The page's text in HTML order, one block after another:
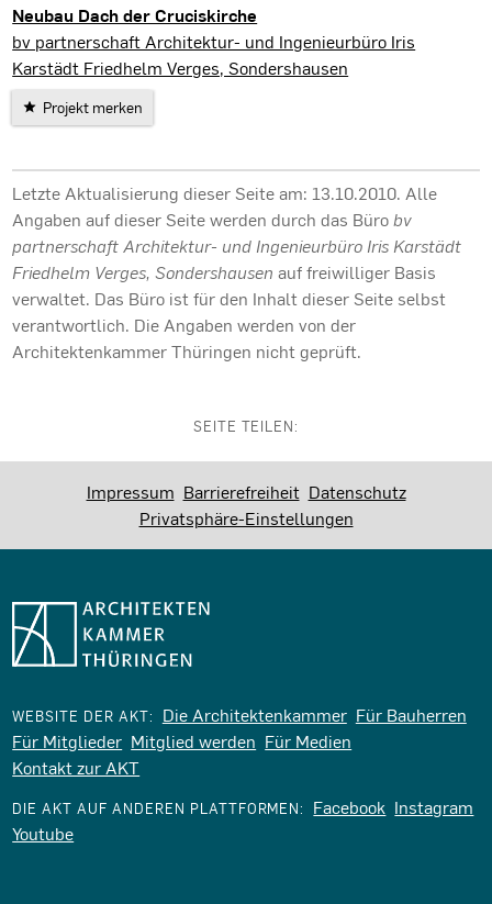
Neubau Dach der Cruciskirche
Sondershausen
bv partnerschaft Architektur- und Ingenieurbüro Iris
Karstädt Friedhelm Verges, Sondershausen
Projekt merken
Letzte Aktualisierung dieser Seite am: 13.10.2010. Alle
Angaben auf dieser Seite werden durch das Bürobv
partnerschaft Architektur- und Ingenieurbüro Iris Karstädt
Friedhelm Verges, Sondershausen auf freiwilliger Basis
verwaltet. Das Büro ist für den Inhalt dieser Seite selbst
verantwortlich. Die Angaben werden von der
Architektenkammer Thüringen nicht geprüft.
SEITE TEILEN:
Impressum Barrierefreiheit Datenschutz
Privatsphäre-Einstellungen
WEBSITE DER AKT: Die Architektenkammer Für Bauherren
Für Mitglieder Mitglied werden Für Medien
Kontakt zur AKT
DIE AKT AUF ANDEREN PLATTFORMEN: Facebook Instagram
Youtube